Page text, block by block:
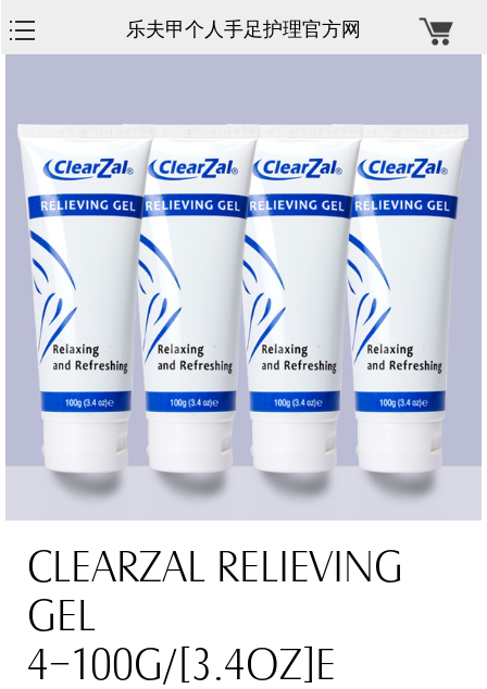
乐夫甲个人手足护理官方网
CLEARZAL RELIEVING
GEL
4×100G/[3.4OZ]E